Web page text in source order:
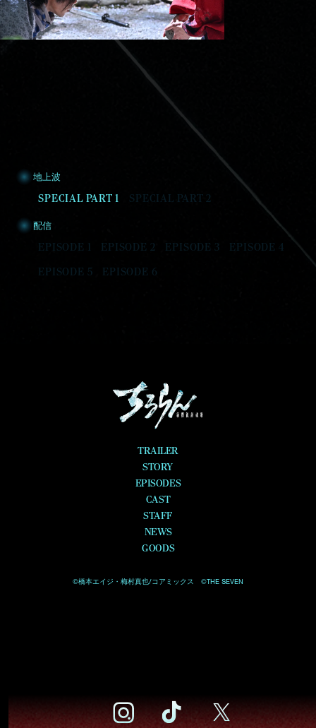
地上波
SPECIAL PART 1 SPECIAL PART 2
配信
EPISODE 1 EPISODE 2 EPISODE 3
EPISODE 4
EPISODE 5
EPISODE 6
TRAILER
STORY
EPISODES
CAST
STAFF
NEWS
GOODS
©橋本エイジ・梅村真也/コアミックス ©THE SEVEN